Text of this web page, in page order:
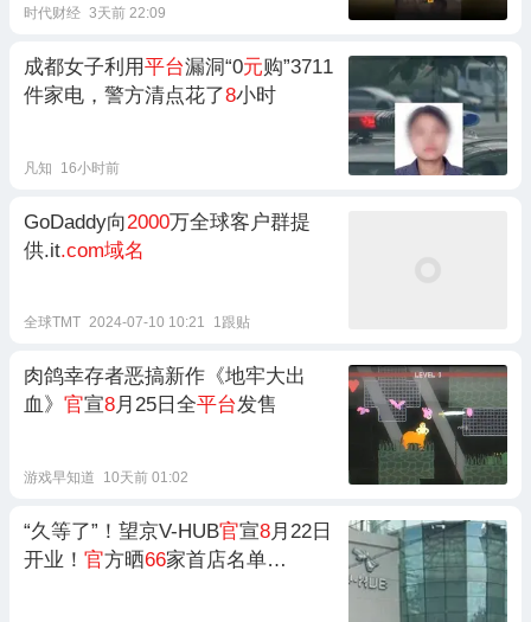
时代财经 3天前 22:09
成都女子利用平台漏洞“0元购”3711
件家电，警方清点花了8小时
凡知 16小时前
GoDaddy向2000万全球客户群提
供.it.com域名
全球TMT 2024-07-10 10:21 1跟贴
肉鸽幸存者恶搞新作《地牢大出
血》 官宣8月25日全平台发售
游戏早知道 10天前 01:02
“久等了”！望京V-HUB官宣8月22日
开业！ 官方晒66家首店名单…